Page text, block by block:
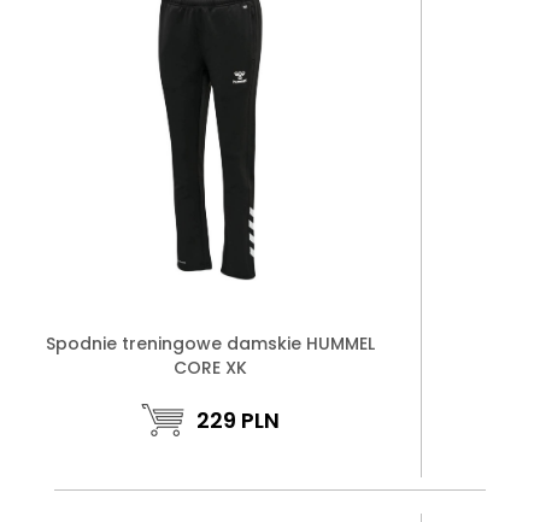
Spodnie treningowe damskie HUMMEL
CORE XK
229 PLN